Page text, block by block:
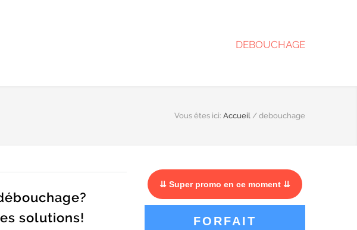
DEBOUCHAGE
Vous êtes ici: Accueil / debouchage
solutions!
⇊ Super promo en ce moment ⇊
FORFAIT